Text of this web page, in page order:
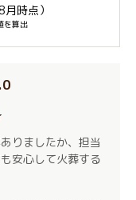
時点）
を算出
りましたか、担当
安心して火葬する